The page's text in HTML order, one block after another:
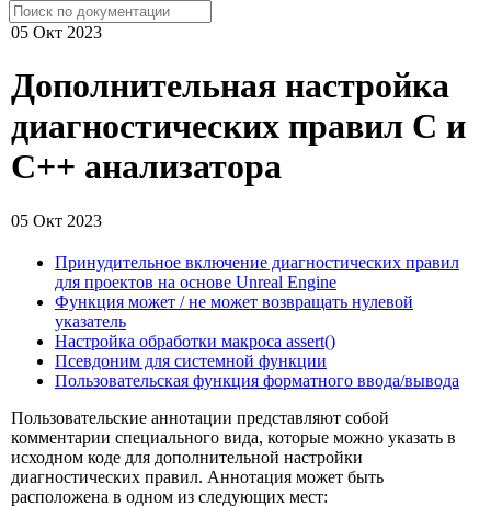
05 Окт 2023
Дополнительная настройка
диагностических правил C и
C++ анализатора
05 Окт 2023
Принудительное включение диагностических правил
для проектов на основе Unreal Engine
Функция может / не может возвращать нулевой
указатель
Настройка обработки макроса assert()
Псевдоним для системной функции
Пользовательская функция форматного ввода/вывода
Пользовательские аннотации представляют собой
комментарии специального вида, которые можно указать в
исходном коде для дополнительной настройки
диагностических правил. Аннотация может быть
расположена в одном из следующих мест: